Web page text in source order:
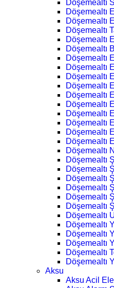
Döşemealtı
Döşemealtı
Döşemealtı
Döşemealtı
Döşemealtı
Döşemealtı
Döşemealtı
Döşemealtı
Döşemealtı
Döşemealtı
Döşemealtı
Döşemealtı
Döşemealtı
Döşemealtı
Döşemealtı
Döşemealtı
Döşemealtı
Döşemealtı
Döşemealtı
Döşemealtı
Döşemealtı
Döşemealtı
Döşemealtı
Döşemealtı
Döşemealtı
Döşemealtı
Döşemealtı
Döşemealtı
Döşemealtı
Aksu
Aksu Acil